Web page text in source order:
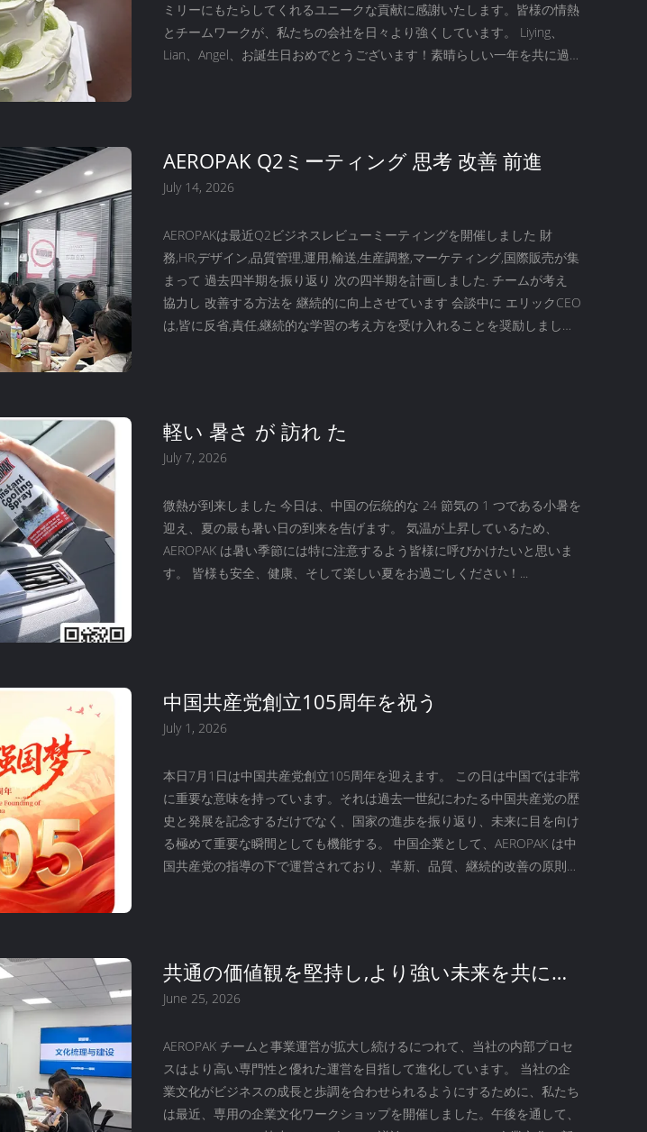
ミリーにもたらしてくれるユニークな貢献に感謝いたします。皆様の情熱
とチームワークが、私たちの会社を日々より強くしています。 Liying、
Lian、Angel、お誕生日おめでとうございます！素晴らしい一年を共に過ご
AEROPAK Q2ミーティング 思考 改善 前進
July 14, 2026
AEROPAKは最近Q2ビジネスレビューミーティングを開催しました 財
務,HR,デザイン,品質管理,運用,輸送,生産調整,マーケティング,国際販売が集
まって 過去四半期を振り返り 次の四半期を計画しました. チームが考え
協力し 改善する方法を 継続的に向上させています 会談中に エリックCEO
は,皆に反省,責任,継続的な学習の考え方を受け入れることを奨励しました.
軽い 暑さ が 訪れ た
July 7, 2026
微熱が到来しました 今日は、中国の伝統的な 24 節気の 1 つである小暑を
迎え、夏の最も暑い日の到来を告げます。 気温が上昇しているため、
AEROPAK は暑い季節には特に注意するよう皆様に呼びかけたいと思いま
す。 皆様も安全、健康、そして楽しい夏をお過ごしください！...
中国共産党創立105周年を祝う
July 1, 2026
本日7月1日は中国共産党創立105周年を迎えます。 この日は中国では非常
に重要な意味を持っています。それは過去一世紀にわたる中国共産党の歴
史と発展を記念するだけでなく、国家の進歩を振り返り、未来に目を向け
る極めて重要な瞬間としても機能する。 中国企業として、AEROPAK は中
国共産党の指導の下で運営されており、革新、品質、継続的改善の原則を
共通の価値観を堅持し,より強い未来を共に築
く
June 25, 2026
AEROPAK チームと事業運営が拡大し続けるにつれて、当社の内部プロセ
スはより高い専門性と優れた運営を目指して進化しています。 当社の企
業文化がビジネスの成長と歩調を合わせられるようにするために、私たち
は最近、専用の企業文化ワークショップを開催しました。午後を通して、